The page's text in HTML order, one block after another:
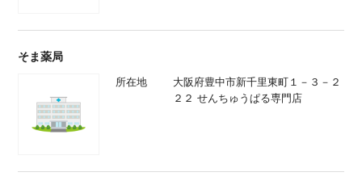
そま薬局
所在地
大阪府豊中市新千里東町１－３－２
２２ せんちゅうぱる専門店